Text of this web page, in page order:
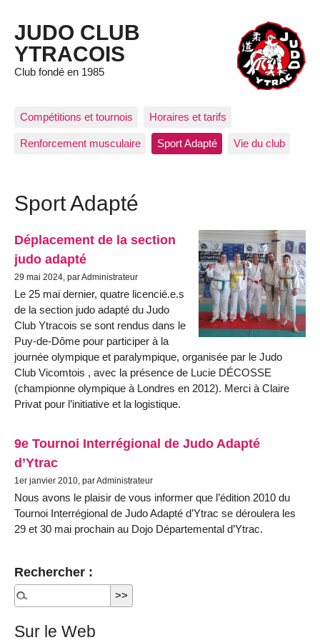
JUDO CLUB
YTRACOIS
Club fondé en 1985
Compétitions et tournois Horaires et tarifs
Renforcement musculaire Sport Adapté Vie du club
Sport Adapté
Déplacement de la section
judo adapté
29 mai 2024, par Administrateur
Le 25 mai dernier, quatre licencié.e.s
de la section judo adapté du Judo
Club Ytracois se sont rendus dans le
Puy-de-Dôme pour participer à la
journée olympique et paralympique, organisée par le Judo
Club Vicomtois , avec la présence de Lucie DÉCOSSE
(championne olympique à Londres en 2012). Merci à Claire
Privat pour l’initiative et la logistique.
9e Tournoi Interrégional de Judo Adapté
d’Ytrac
1er janvier 2010, par Administrateur
Nous avons le plaisir de vous informer que l’édition 2010 du
Tournoi Interrégional de Judo Adapté d’Ytrac se déroulera les
29 et 30 mai prochain au Dojo Départemental d’Ytrac.
Rechercher :
Sur le Web